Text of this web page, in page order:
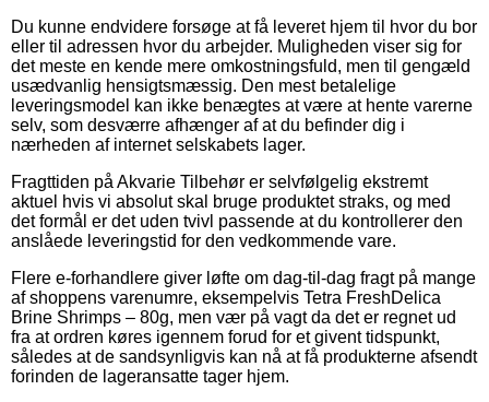
Du kunne endvidere forsøge at få leveret hjem til hvor du bor
eller til adressen hvor du arbejder. Muligheden viser sig for
det meste en kende mere omkostningsfuld, men til gengæld
usædvanlig hensigtsmæssig. Den mest betalelige
leveringsmodel kan ikke benægtes at være at hente varerne
selv, som desværre afhænger af at du befinder dig i
nærheden af internet selskabets lager.
Fragttiden på Akvarie Tilbehør er selvfølgelig ekstremt
aktuel hvis vi absolut skal bruge produktet straks, og med
det formål er det uden tvivl passende at du kontrollerer den
anslåede leveringstid for den vedkommende vare.
Flere e-forhandlere giver løfte om dag-til-dag fragt på mange
af shoppens varenumre, eksempelvis Tetra FreshDelica
Brine Shrimps – 80g, men vær på vagt da det er regnet ud
fra at ordren køres igennem forud for et givent tidspunkt,
således at de sandsynligvis kan nå at få produkterne afsendt
forinden de lageransatte tager hjem.